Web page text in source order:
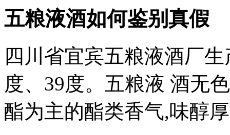
五粮液酒如何鉴别真假
四川省宜宾五粮液酒厂
度、39度。五粮液 酒无
酯为主的酯类香气,味醇